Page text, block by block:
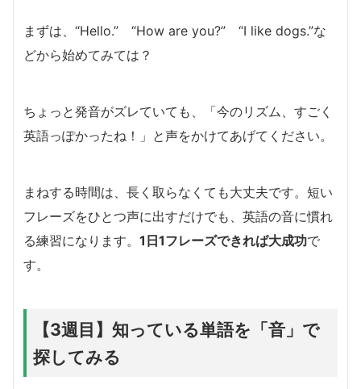
まずは、“Hello.” “How are you?” “I like dogs.”な
どから始めてみては？
ちょっと発音がズレていても、「今のリズム、すごく
英語っぽかったね！」と声をかけてあげてください。
まねする時間は、長く取らなくても大丈夫です。短い
フレーズをひとつ声に出すだけでも、英語の音に慣れ
る練習になります。 1日1フレーズできれば大成功で
す。
【3週目】知っている単語を「音」で
探してみる